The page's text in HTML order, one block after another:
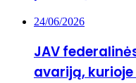
24/06/2026
JAV
avariją,